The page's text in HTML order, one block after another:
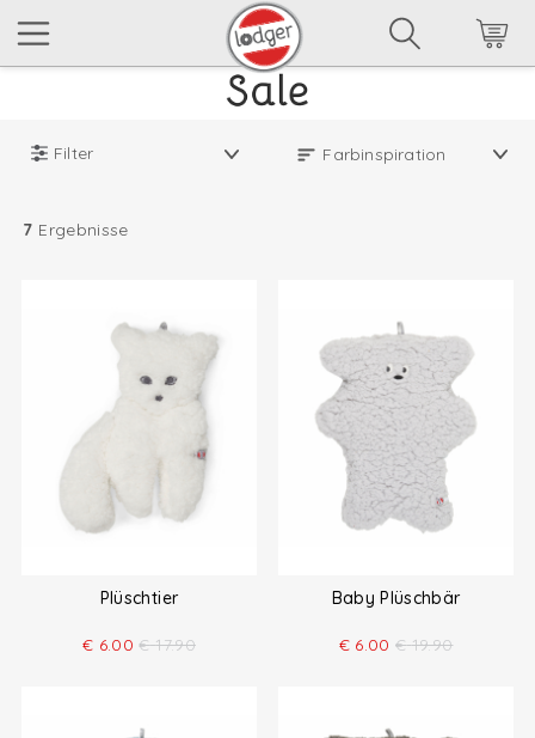
Filter
7 Ergebnisse
Plüschtier
€ 6.00 € 17.90
Baby Plüschbär
€ 6.00 € 19.90